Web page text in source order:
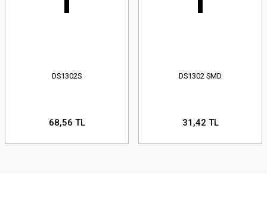
DS1302S
68,56 TL
DS1302 SMD
31,42 TL